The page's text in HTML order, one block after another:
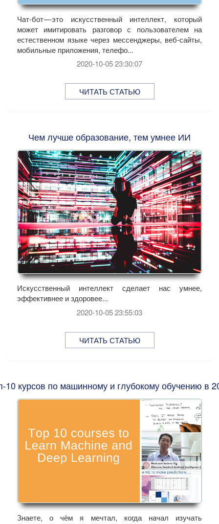
Чат-бот — это искусственный интеллект, который
может имитировать разговор с пользователем на
естественном языке через мессенджеры, веб-сайты,
мобильные приложения, телефо...
2020-10-05 23:30:07
ЧИТАТЬ СТАТЬЮ
Чем лучше образование, тем умнее ИИ
Искусственный интеллект сделает нас умнее,
эффективнее и здоровее...
2020-10-05 23:55:03
ЧИТАТЬ СТАТЬЮ
10 курсов по машинному и глубокому обучению в
Знаете, о чём я мечтал, когда начал изучать